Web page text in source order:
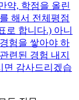
약, 학점을 올린
해서 전체평점
로 합니다.) 아니
험을 쌓아야 하
련된 경험 내지
면 감사드리겠습